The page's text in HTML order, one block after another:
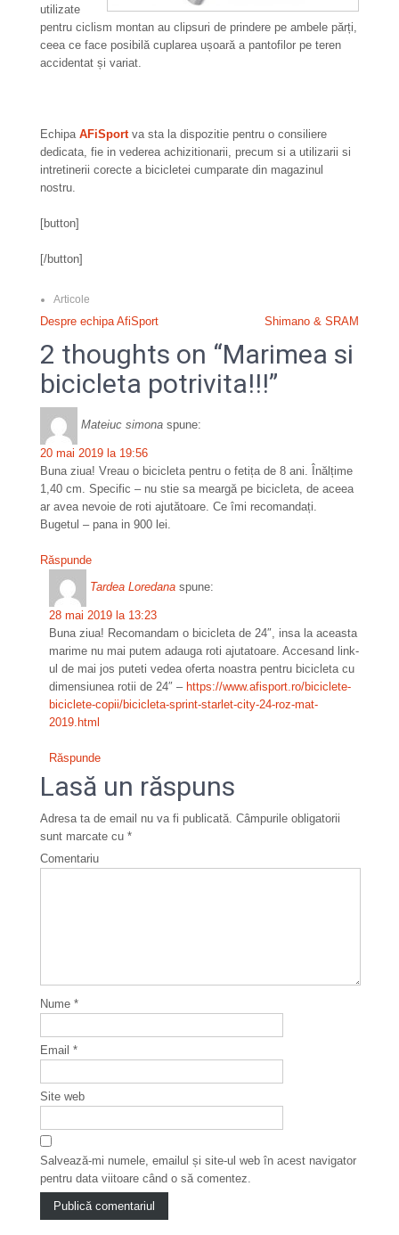
utilizate
pentru ciclism montan au clipsuri de prindere pe ambele părți,
ceea ce face posibilă cuplarea ușoară a pantofilor pe teren
accidentat și variat.
Echipa AFiSportva sta la dispozitie pentru o consiliere
dedicata, fie in vederea achizitionarii, precum si a utilizarii si
intretinerii corecte a bicicletei cumparate din magazinul
nostru.
[button]
[/button]
Articole
N
a
v
i
g
a
r
e
î
a
t
o
l
e
Despre echipa AfiSport Shimano & SRAM
2 thoughts on “Marimea si
bicicleta potrivita!!!”
Mateiuc simona spune:
20 mai 2019 la 19:56
Buna ziua! Vreau o bicicleta pentru o fetița de 8 ani. Înălțime
1,40 cm. Specific – nu stie sa meargă pe bicicleta, de aceea
ar avea nevoie de roti ajutătoare. Ce îmi recomandați.
Bugetul – pana in 900 lei.
Răspunde
Tardea Loredana spune:
28 mai 2019 la 13:23
Buna ziua! Recomandam o bicicleta de 24″, insa la aceasta
marime nu mai putem adauga roti ajutatoare. Accesand link-
ul de mai jos puteti vedea oferta noastra pentru bicicleta cu
dimensiunea rotii de 24″ – https://www.afisport.ro/biciclete-
biciclete-copii/bicicleta-sprint-starlet-city-24-roz-mat-
2019.html
Răspunde
Lasă un răspuns
Adresa ta de email nu va fi publicată. Câmpurile obligatorii
sunt marcate cu *
Comentariu
Nume *
Email *
Site web
Salvează-mi numele, emailul și site-ul web în acest navigator
pentru data viitoare când o să comentez.